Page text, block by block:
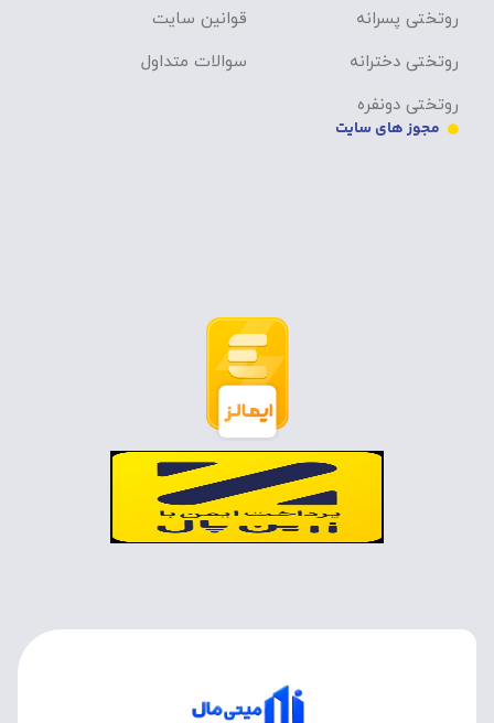
روتختی پسرانه
روتختی دخترانه
روتختی دونفره
قوانین سایت
سوالات متداول
مجوز های سایت